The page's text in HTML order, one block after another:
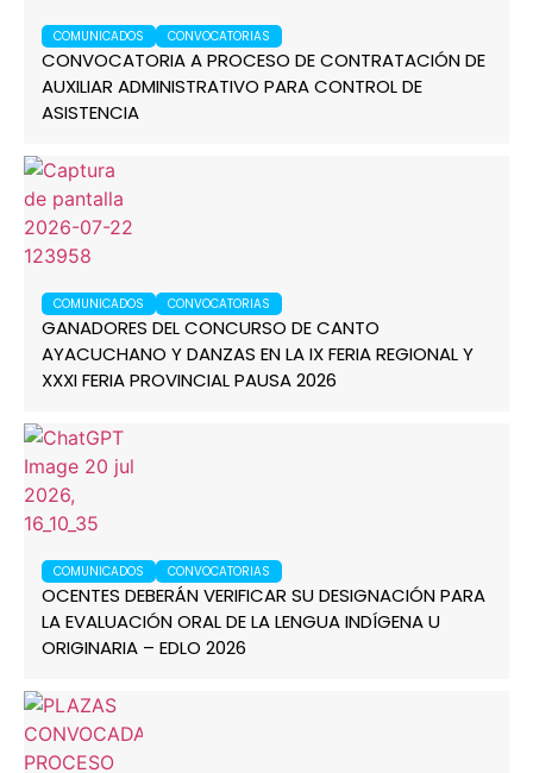
COMUNICADOS CONVOCATORIAS
CONVOCATORIA A PROCESO DE CONTRATACIÓN DE
AUXILIAR ADMINISTRATIVO PARA CONTROL DE
ASISTENCIA
COMUNICADOS CONVOCATORIAS
GANADORES DEL CONCURSO DE CANTO
AYACUCHANO Y DANZAS EN LA IX FERIA REGIONAL Y
XXXI FERIA PROVINCIAL PAUSA 2026
COMUNICADOS CONVOCATORIAS
OCENTES DEBERÁN VERIFICAR SU DESIGNACIÓN PARA
LA EVALUACIÓN ORAL DE LA LENGUA INDÍGENA U
ORIGINARIA – EDLO 2026